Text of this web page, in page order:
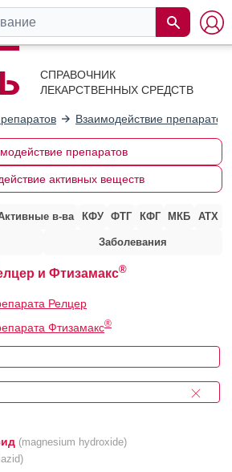
СПРАВОЧНИК
ЛЕКАРСТВЕННЫХ СРЕДСТВ
Взаимодействие препаратов
препаратов
активных веществ
в-ва КФУ ФТГ КФГ МКБ АТХ
Заболевания
и Фтизамакс®
Релцер
Фтизамакс®
(magnesium hydroxide)